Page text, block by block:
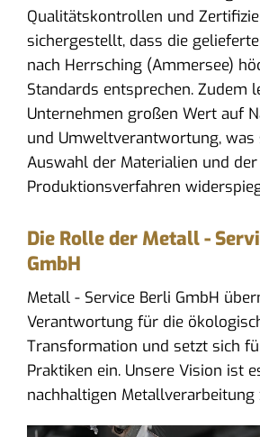
Qualitätskontrollen und
sichergestellt, dass die
nach Herrsching (Ammersee)
Standards entsprechen. Zudem
Unternehmen großen Wert auf
und Umweltverantwortung, was
Auswahl der Materialien und der
Produktionsverfahren
Die Rolle der Metall -
GmbH
Metall - Service Berli GmbH
Verantwortung für die
Transformation und setzt sich
Praktiken ein. Unsere Vision ist
nachhaltigen Metallverarbeitung